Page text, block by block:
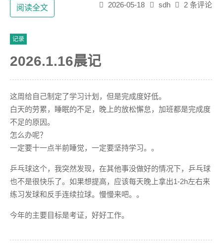
阅读全文 2026-05-18 sdh 2 条评论
记录
2026.1.16晨记
这周给自己制定了学习计划，但是完成度好低。
白天的劳累，睡眠的不足，晚上的放松懈怠，加班都是完成度
不足的原因。
怎么办呢？
一定要十一点半前睡觉，一定要坚持学习。。
乒乓球这个，我突然发现，在其他事没做好的情况下，乒乓球
也不是很快乐了。如果想提高，应该每天晚上拿出1-2h左右来
练习发球和反手连续拉球。慢慢来吧。。
今年的主要目标是考证，好好工作。